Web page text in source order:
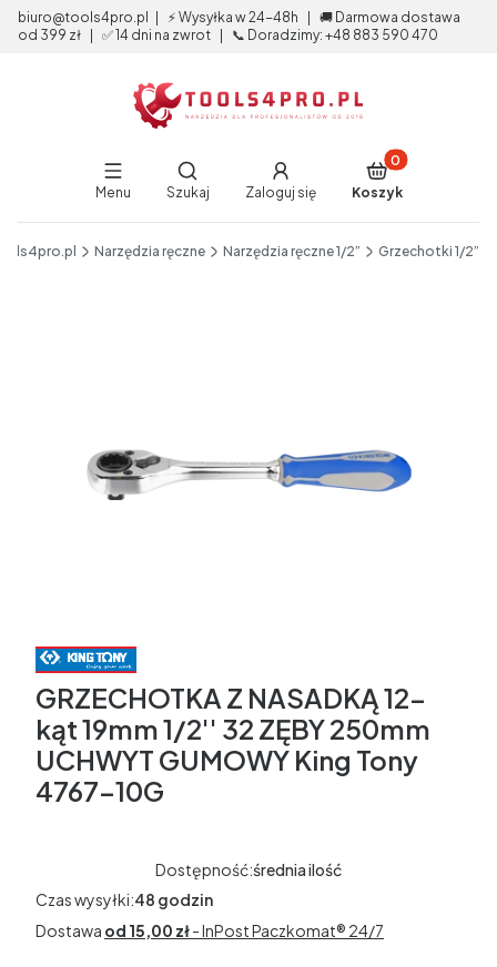
biuro@tools4pro.pl | ⚡ Wysyłka w 24-48h | 🚚 Darmowa dostawa
od 399 zł | ✅ 14 dni na zwrot | 📞 Doradzimy: +48 883 590 470
Menu
Otwórz wyszukiwarkę
Szukaj Zaloguj się
Produkty w
Koszyk
Narzędzia ręczne Narzędzia ręczne 1/2” Grzechotki 1/2”
GRZECHOTKA Z NASADKĄ 12-
kąt 19mm 1/2'' 32 ZĘBY 250mm
UCHWYT GUMOWY King Tony
4767-10G
Dostępność:średnia ilość
Czas wysyłki:48 godzin
Dostawa od 15,00 zł- InPost Paczkomat® 24/7